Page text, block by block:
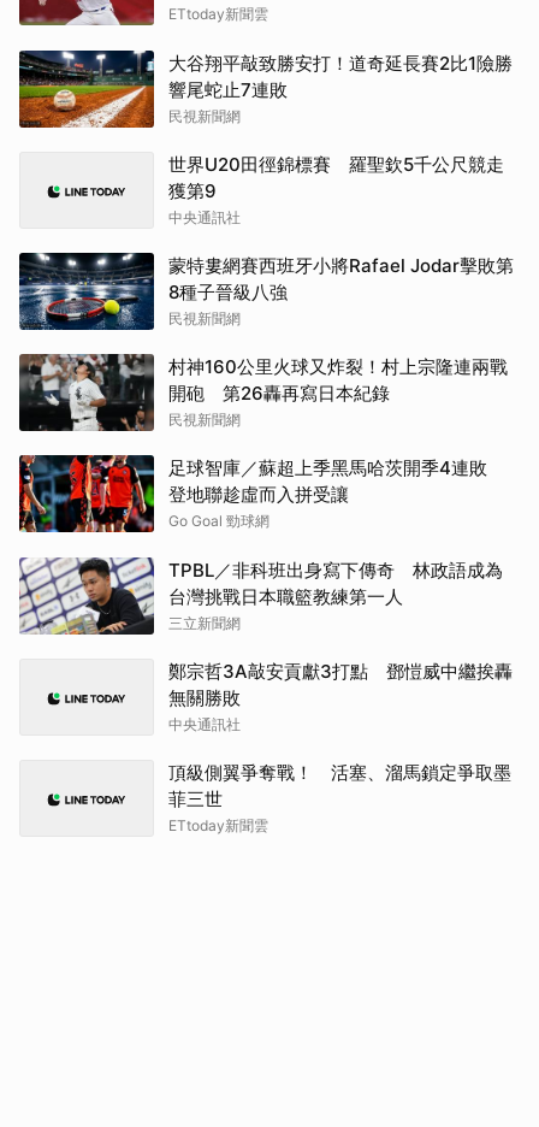
ETtoday新聞雲
大谷翔平敲致勝安打！道奇延長賽2比1險勝
響尾蛇止7連敗
民視新聞網
世界U20田徑錦標賽 羅聖欽5千公尺競走
獲第9
中央通訊社
蒙特婁網賽西班牙小將Rafael Jodar擊敗第
8種子晉級八強
民視新聞網
村神160公里火球又炸裂！村上宗隆連兩戰
開砲 第26轟再寫日本紀錄
民視新聞網
足球智庫／蘇超上季黑馬哈茨開季4連敗
登地聯趁虛而入拼受讓
Go Goal 勁球網
TPBL／非科班出身寫下傳奇 林政語成為
台灣挑戰日本職籃教練第一人
三立新聞網
鄭宗哲3A敲安貢獻3打點 鄧愷威中繼挨轟
無關勝敗
中央通訊社
頂級側翼爭奪戰！ 活塞、溜馬鎖定爭取墨
菲三世
ETtoday新聞雲